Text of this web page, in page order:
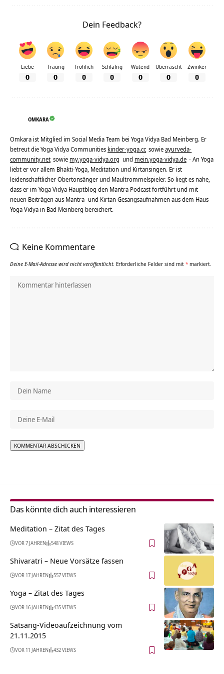
Dein Feedback?
Liebe
0
Traurig
0
Fröhlich
0
Schläfrig
0
Wütend
0
Überrascht
0
Zwinker
0
OMKARA
Omkara ist Mitglied im Social Media Team bei Yoga Vidya Bad Meinberg. Er
betreut die Yoga Vidya Communities kinder-yoga.cc sowieayurveda-
community.net sowie my.yoga-vidya.org und mein.yoga-vidya.de - An Yoga
liebt er vor allem Bhakti-Yoga, Meditation und Kirtansingen. Er ist
leidenschaftlicher Obertonsänger und Maultrommelspieler. So liegt es nahe,
dass er im Yoga Vidya Hauptblog den Mantra Podcast fortführt und mit
neuen Beiträgen aus Mantra- und Kirtan Gesangsaufnahmen aus dem Haus
Yoga Vidya in Bad Meinberg bereichert.
Keine Kommentare
Deine E-Mail-Adresse wird nicht veröffentlicht. Erforderliche Felder sind mit * markiert.
Das könnte dich auch interessieren
Meditation – Zitat des Tages
VOR 7 JAHREN 548 VIEWS
Shivaratri – Neue Vorsätze fassen
VOR 17 JAHREN 557 VIEWS
Yoga – Zitat des Tages
VOR 16 JAHREN 435 VIEWS
Satsang-Videoaufzeichnung vom
21.11.2015
VOR 11 JAHREN 432 VIEWS